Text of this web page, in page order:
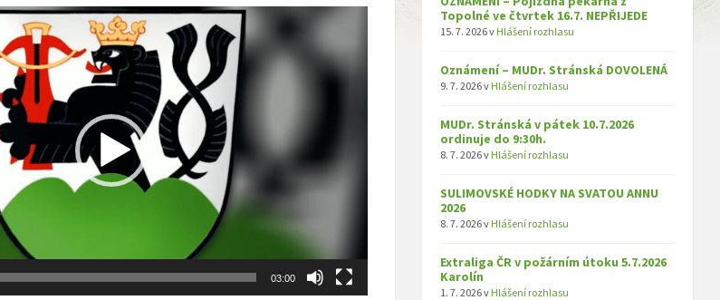
03:00
Topolné ve čtvrtek 16.7. NEPŘIJEDE
15. 7. 2026v Hlášení rozhlasu
Oznámení – MUDr. Stránská DOVOLENÁ
9. 7. 2026v Hlášení rozhlasu
MUDr. Stránská v pátek 10.7.2026
ordinuje do 9:30h.
8. 7. 2026v Hlášení rozhlasu
SULIMOVSKÉ HODKY NA SVATOU ANNU
2026
8. 7. 2026v Hlášení rozhlasu
Extraliga ČR v požárním útoku 5.7.2026
Karolín
1. 7. 2026v Hlášení rozhlasu